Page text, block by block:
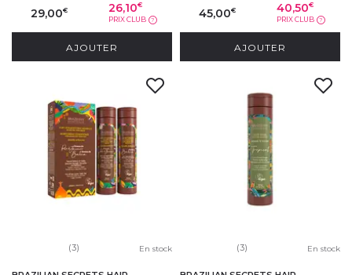
29,00€ 26,10€
PRIX CLUB ?
AJOUTER
45,00€ 40,50€
PRIX CLUB ?
AJOUTER
(3) En stock (3) En stock